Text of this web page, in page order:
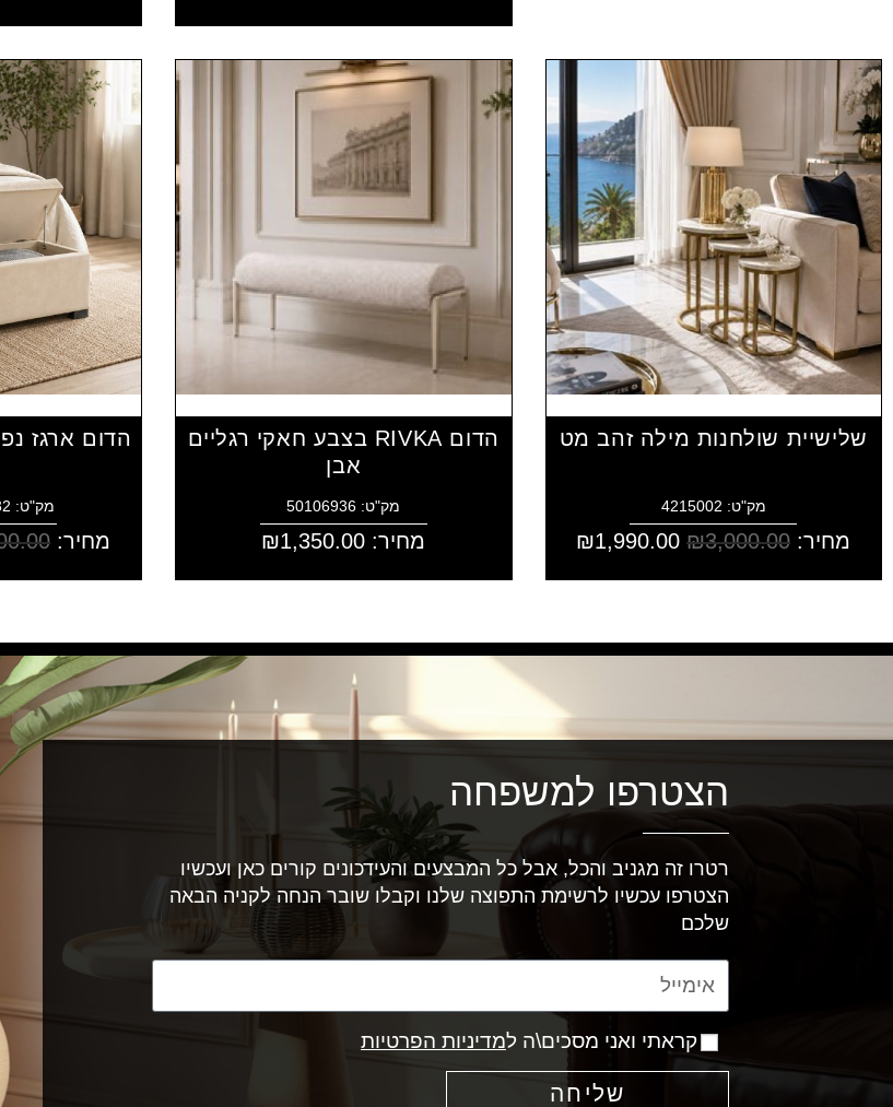
שלישיית שולחנות מילה זהב מט
מק"ט: 4215002
מחיר: ₪3,000.00
₪1,990.00
הדום RIVKA בצבע חאקי רגליים
אבן
מק"ט: 50106936
מחיר: ₪1,350.00
הדום ארגז
מק"ט: 4111831-111832
מחיר:
הצטרפו למשפחה
רטרו זה מגניב והכל, אבל כל המבצעים והעידכונים קורים כאן ועכשיו
הצטרפו עכשיו לרשימת התפוצה שלנו וקבלו שובר הנחה לקניה הבאה
שלכם
קראתי ואני מסכים\ה למדיניות הפרטיות
שליחה